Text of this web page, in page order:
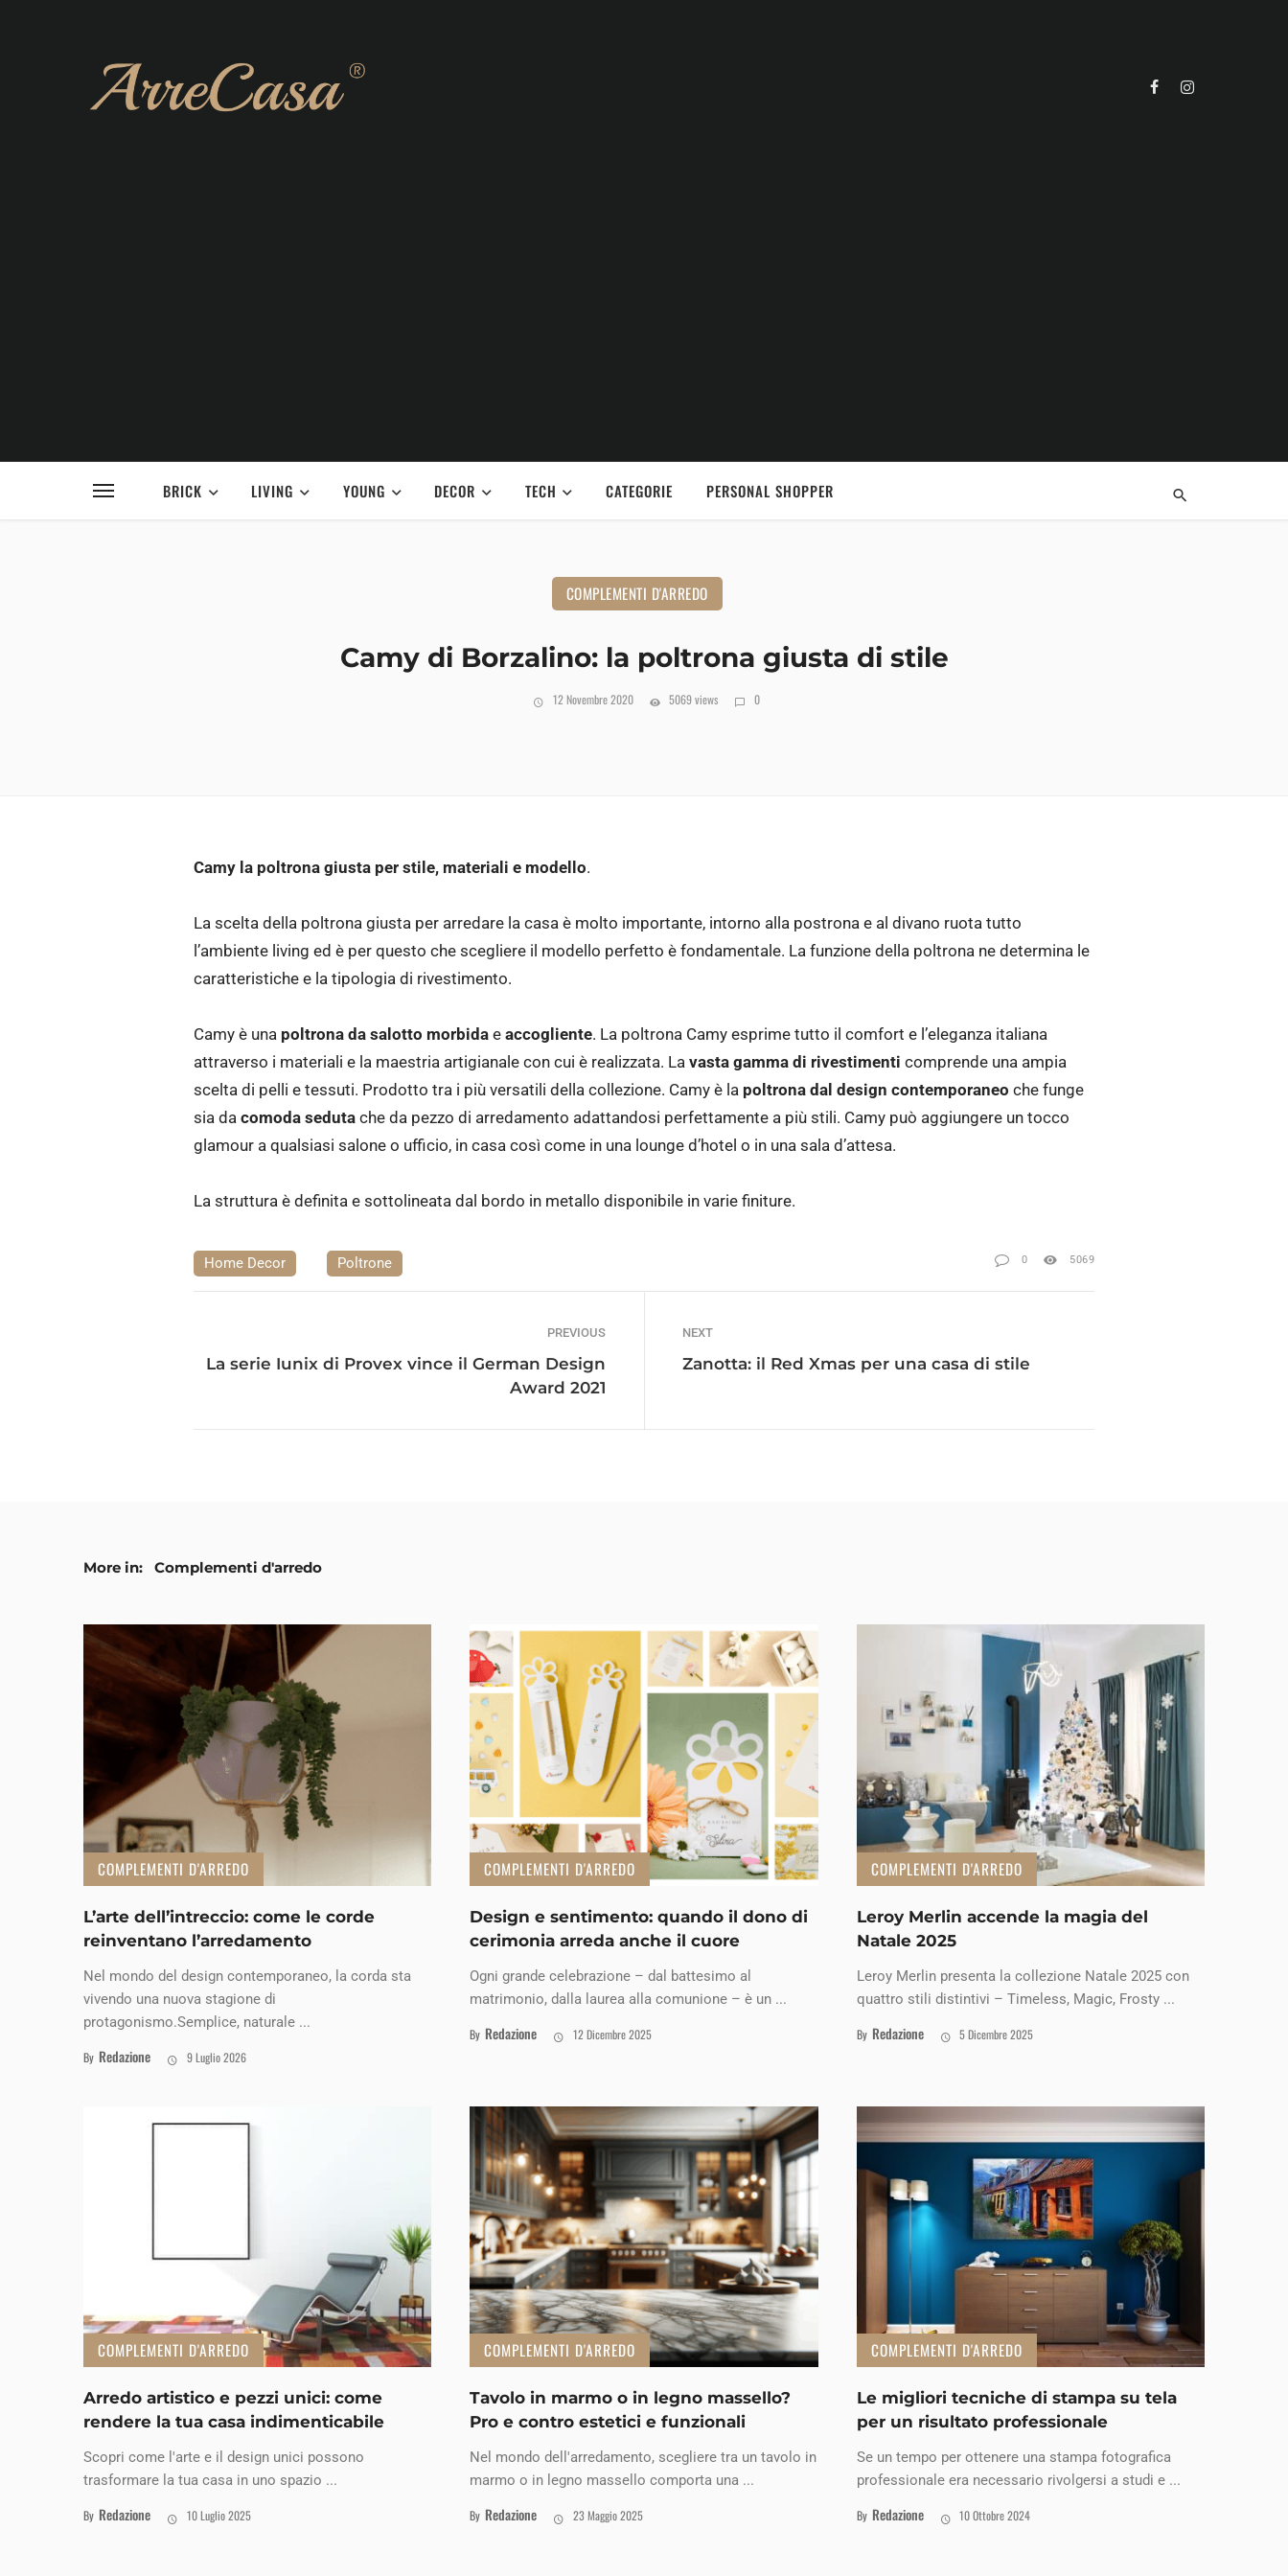
BRICK LIVING YOUNG DECOR TECH CATEGORIE PERSONAL SHOPPER
COMPLEMENTI D'ARREDO
Camy di Borzalino: la poltrona giusta di stile
12 Novembre 2020 5069 views 0
Camy la poltrona giusta per stile, materiali e modello.
La scelta della poltrona giusta per arredare la casa è molto importante, intorno alla postrona e al divano ruota tutto
l’ambiente living ed è per questo che scegliere il modello perfetto è fondamentale. La funzione della poltrona ne determina le
caratteristiche e la tipologia di rivestimento.
Camy è una poltrona da salotto morbida e accogliente. La poltrona Camy esprime tutto il comfort e l’eleganza italiana
attraverso i materiali e la maestria artigianale con cui è realizzata. La vasta gamma di rivestimenti comprende una ampia
scelta di pelli e tessuti. Prodotto tra i più versatili della collezione. Camy è la poltrona dal design contemporaneo che funge
sia da comoda seduta che da pezzo di arredamento adattandosi perfettamente a più stili. Camy può aggiungere un tocco
glamour a qualsiasi salone o ufficio, in casa così come in una lounge d’hotel o in una sala d’attesa.
La struttura è definita e sottolineata dal bordo in metallo disponibile in varie finiture.
Home Decor Poltrone 0 5069
PREVIOUS
La serie Iunix di Provex vince il German Design
Award 2021
NEXT
Zanotta: il Red Xmas per una casa di stile
More in: Complementi d'arredo
COMPLEMENTI D'ARREDO
L’arte dell’intreccio: come le corde
reinventano l’arredamento
Nel mondo del design contemporaneo, la corda sta
vivendo una nuova stagione di
protagonismo.Semplice, naturale ...
By Redazione 9 Luglio 2026
COMPLEMENTI D'ARREDO
Design e sentimento: quando il dono di
cerimonia arreda anche il cuore
Ogni grande celebrazione – dal battesimo al
matrimonio, dalla laurea alla comunione – è un ...
By Redazione 12 Dicembre 2025
COMPLEMENTI D'ARREDO
Leroy Merlin accende la magia del
Natale 2025
Leroy Merlin presenta la collezione Natale 2025 con
quattro stili distintivi – Timeless, Magic, Frosty ...
By Redazione 5 Dicembre 2025
COMPLEMENTI D'ARREDO
Arredo artistico e pezzi unici: come
rendere la tua casa indimenticabile
Scopri come l'arte e il design unici possono
trasformare la tua casa in uno spazio ...
By Redazione 10 Luglio 2025
COMPLEMENTI D'ARREDO
Tavolo in marmo o in legno massello?
Pro e contro estetici e funzionali
Nel mondo dell'arredamento, scegliere tra un tavolo in
marmo o in legno massello comporta una ...
By Redazione 23 Maggio 2025
COMPLEMENTI D'ARREDO
Le migliori tecniche di stampa su tela
per un risultato professionale
Se un tempo per ottenere una stampa fotografica
professionale era necessario rivolgersi a studi e ...
By Redazione 10 Ottobre 2024